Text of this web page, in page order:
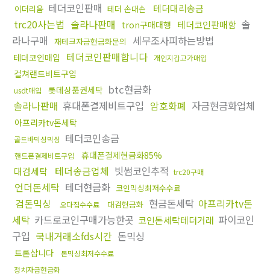
이더리움 테더코인판매 테더 손대손 테더대리송금
trc20사는법 솔라나판매 tron구매대행 테더코인판매함 솔
라나구매
재테크자금현금화문의 세무조사피하는방법
테더코인매입 테더코인판매합니다 개인지갑고가매입
컬쳐랜드비트구입
usdt매입 롯데상품권세탁 btc현금화
솔라나판매 휴대폰결제비트구입 암호화폐 자금현금화업체
아프리카tv돈세탁
골드바믹싱믹싱 테더코인송금
핸드폰결제비트구입 휴대폰결제현금화85%
대검세탁 테더송금업체 빗썸코인추적 trc20구매
언더돈세탁 테더현금화 코인믹싱최저수수료
검돈믹싱 오다집수수료 대검현금화 현금돈세탁 아프리카tv돈
세탁 카드로코인구매가능한곳 코인돈세탁테더거래 파이코인
구입 국내거래소fds시간 돈믹싱
트론삽니다
돈믹싱최저수수료
정치자금현금화